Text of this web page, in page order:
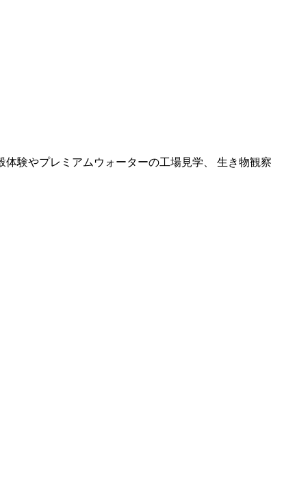
験やプレミアムウォーターの工場見学、 生き物観察